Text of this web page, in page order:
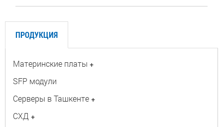
КОНТАКТЫ
ПРОДУКЦИЯ
Материнские платы +
SFP модули
Серверы в Ташкенте +
СХД +